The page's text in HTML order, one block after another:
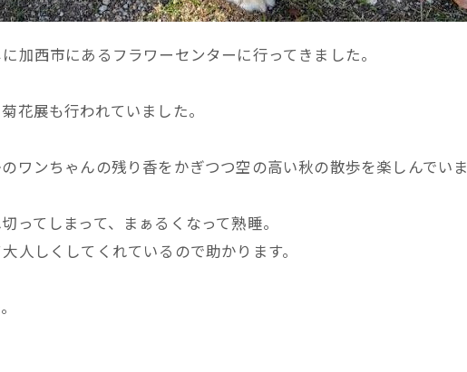
加西市にあるフラワーセンターに行ってきました。
花展も行われていました。
ワンちゃんの残り香をかぎつつ空の高い秋の散歩を楽しんでい
ってしまって、まぁるくなって熟睡。
人しくしてくれているので助かります。